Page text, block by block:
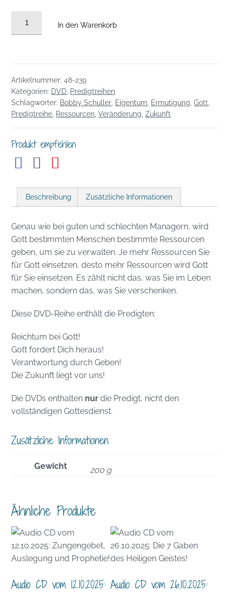
Predigtreihe:In den Warenkorb
Artikelnummer:48-239
Kategorien: DVD Predigtreihen
Schlagwörter: Bobby Schuller Eigentum Ermutigung ,Gott
Predigtreihe Ressourcen ,Veränderung ,Zukunft
Produkt empfehlen
Beschreibung Zusätzliche Informationen
Genau wie bei guten und schlechten Managern, wird
Gott bestimmten Menschen bestimmte Ressourcen
geben, um sie zu verwalten. Je mehr Ressourcen Sie
für Gott einsetzen, desto mehr Ressourcen wird Gott
für Sie einsetzen. Es zählt nicht das, was Sie im Leben
machen, sondern das, was Sie verschenken.
Diese DVD-Reihe enthält die Predigten:
Reichtum bei Gott!
Gott fordert Dich heraus!
Verantwortung durch Geben!
Die Zukunft liegt vor uns!
Die DVDs enthalten nur die Predigt, nicht den
vollständigen Gottesdienst.
Zusätzliche Informationen
Gewicht 200 g
Ähnliche Produkte
Audio CD vom 12.10.2025: Audio CD vom 26.10.2025: